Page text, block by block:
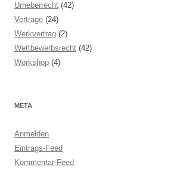
Urheberrecht (42)
Verträge (24)
Werkvertrag (2)
Wettbewerbsrecht (42)
Workshop (4)
META
Anmelden
Eintrags-Feed
Kommentar-Feed